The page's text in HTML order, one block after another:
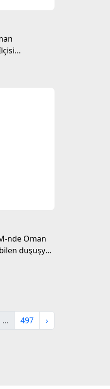
nde Oman
duşuşyk
... 497 ›